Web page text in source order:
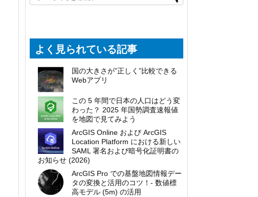
よく見られている記事
国の大きさが”正しく”比較できる
Webアプリ
この 5 年間で日本の人口はどう変
わった？ 2025 年国勢調査速報値
を地図で見てみよう
ArcGIS Online および ArcGIS
Location Platform における新しい
SAML 署名および暗号化証明書の
お知らせ (2026)
ArcGIS Pro での基盤地図情報デー
タの変換と活用のコツ！- 数値標
高モデル (5m) の活用